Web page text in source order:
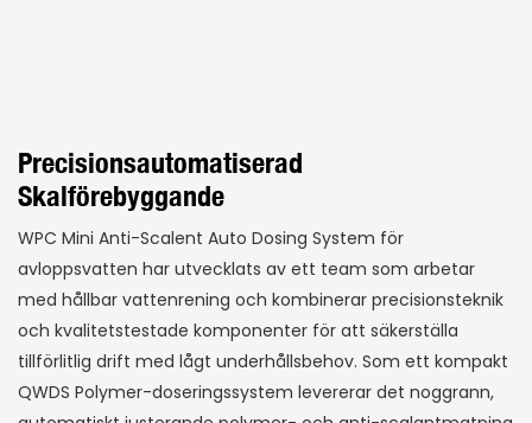
Precisionsautomatiserad
Skalförebyggande
WPC Mini Anti-Scalent Auto Dosing System för
avloppsvatten har utvecklats av ett team som arbetar
med hållbar vattenrening och kombinerar precisionsteknik
och kvalitetstestade komponenter för att säkerställa
tillförlitlig drift med lågt underhållsbehov. Som ett kompakt
QWDS Polymer-doseringssystem levererar det noggrann,